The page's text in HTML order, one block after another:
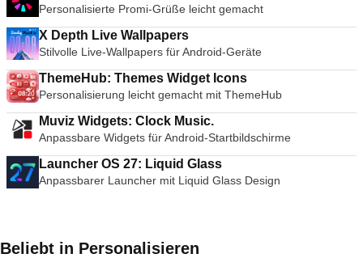
Personalisierte Promi-Grüße leicht gemacht
X Depth Live Wallpapers
Stilvolle Live-Wallpapers für Android-Geräte
ThemeHub: Themes Widget Icons
Personalisierung leicht gemacht mit ThemeHub
Muviz Widgets: Clock Music.
Anpassbare Widgets für Android-Startbildschirme
Launcher OS 27: Liquid Glass
Anpassbarer Launcher mit Liquid Glass Design
Beliebt in Personalisieren